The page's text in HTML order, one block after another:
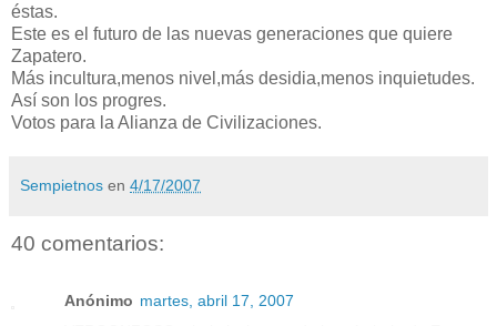
éstas.
Este es el futuro de las nuevas generaciones que quiere
Zapatero.
Más incultura,menos nivel,más desidia,menos inquietudes.
Así son los progres.
Votos para la Alianza de Civilizaciones.
Sempietnos en 4/17/2007
40 comentarios:
Anónimo martes, abril 17, 2007